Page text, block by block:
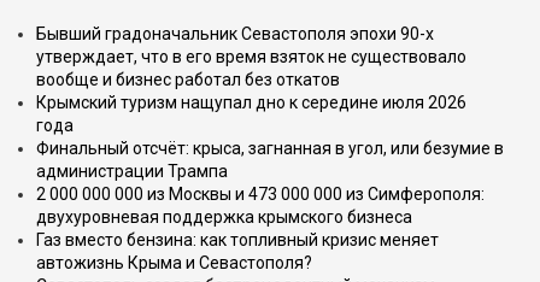
Бывший градоначальник Севастополя эпохи 90-х
утверждает, что в его время взяток не существовало
вообще и бизнес работал без откатов
Крымский туризм нащупал дно к середине июля 2026
года
Финальный отсчёт: крыса, загнанная в угол, или безумие в
администрации Трампа
2 000 000 000 из Москвы и 473 000 000 из Симферополя:
двухуровневая поддержка крымского бизнеса
Газ вместо бензина: как топливный кризис меняет
автожизнь Крыма и Севастополя?